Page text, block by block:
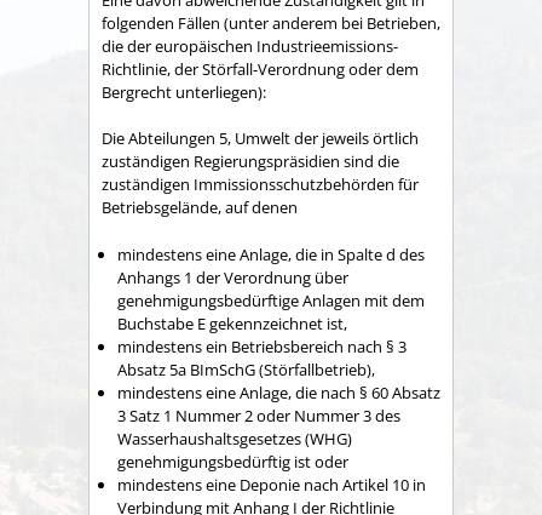
folgenden Fällen (unter anderem bei Betrieben,
die der europäischen Industrieemissions-
Richtlinie, der Störfall-Verordnung oder dem
Bergrecht unterliegen):
Die Abteilungen 5, Umwelt der jeweils örtlich
zuständigen Regierungspräsidien sind die
zuständigen Immissionsschutzbehörden für
Betriebsgelände, auf denen
mindestens eine Anlage, die in Spalte d des
Anhangs 1 der Verordnung über
genehmigungsbedürftige Anlagen mit dem
Buchstabe E gekennzeichnet ist,
mindestens ein Betriebsbereich nach § 3
Absatz 5a BImSchG (Störfallbetrieb),
mindestens eine Anlage, die nach § 60 Absatz
3 Satz 1 Nummer 2 oder Nummer 3 des
Wasserhaushaltsgesetzes (WHG)
genehmigungsbedürftig ist oder
mindestens eine Deponie nach Artikel 10 in
Verbindung mit Anhang I der Richtlinie